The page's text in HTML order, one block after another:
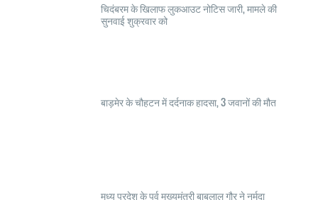
चिदंबरम के खिलाफ लुकआउट नोटिस जारी, मामले की
सुनवाई शुक्रवार को
बाड़मेर के चौहटन में दर्दनाक हादसा, 3 जवानों की मौत
मध्य प्रदेश के पूर्व मुख्यमंत्री बाबूलाल गौर ने नर्मदा